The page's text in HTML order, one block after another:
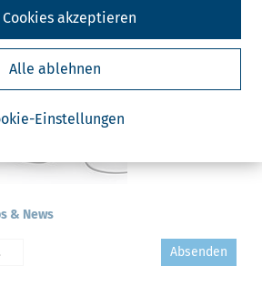
Einstellungen
Alle ablehnen
akzeptieren
& News
Absenden